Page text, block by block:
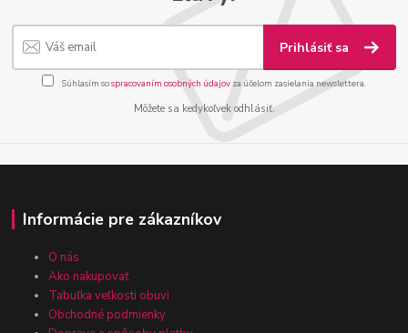
Prihlásiť sa
Súhlasím sospracovaním osobných údajov za účelom zasielania newslettera.
Môžete sa kedykoľvek odhlásiť.
Informácie pre zákazníkov
O nás
Ako nakupovať
Tabuľka veľkosti obuvi
Obchodné podmienky